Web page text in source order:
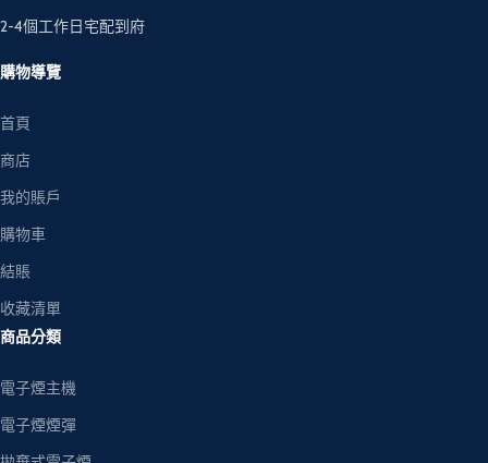
2-4個工作日宅配到府
購物導覽
首頁
商店
我的賬戶
購物車
結賬
收藏清單
商品分類
電子煙主機
電子煙煙彈